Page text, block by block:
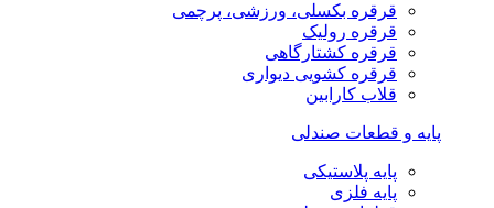
قرقره بکسلی، ورزشی، پرچمی
قرقره رولیک
قرقره کشتارگاهی
قرقره کشویی دیواری
قلاب کارابین
پایه و قطعات صندلی
پایه پلاستیکی
پایه فلزی